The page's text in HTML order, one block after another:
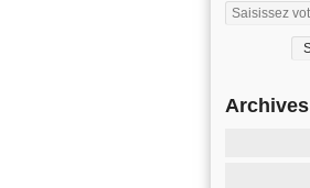
Archives